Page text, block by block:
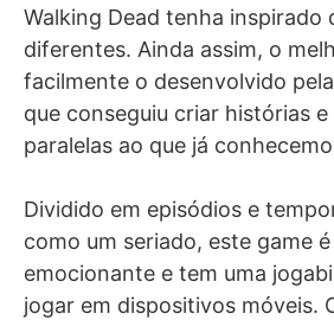
Walking Dead tenha inspirado
diferentes. Ainda assim, o
facilmente o desenvolvido
que conseguiu criar histórias
paralelas ao que já
Dividido em episódios e
como um seriado, este game
emocionante e tem uma
jogar em dispositivos móveis.